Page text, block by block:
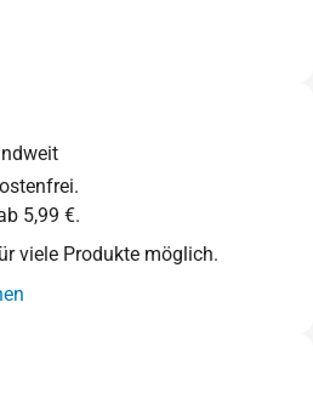
5,99 €.
viele Produkte möglich.